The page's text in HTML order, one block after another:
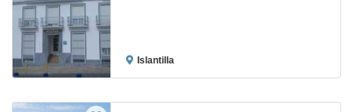
Islantilla